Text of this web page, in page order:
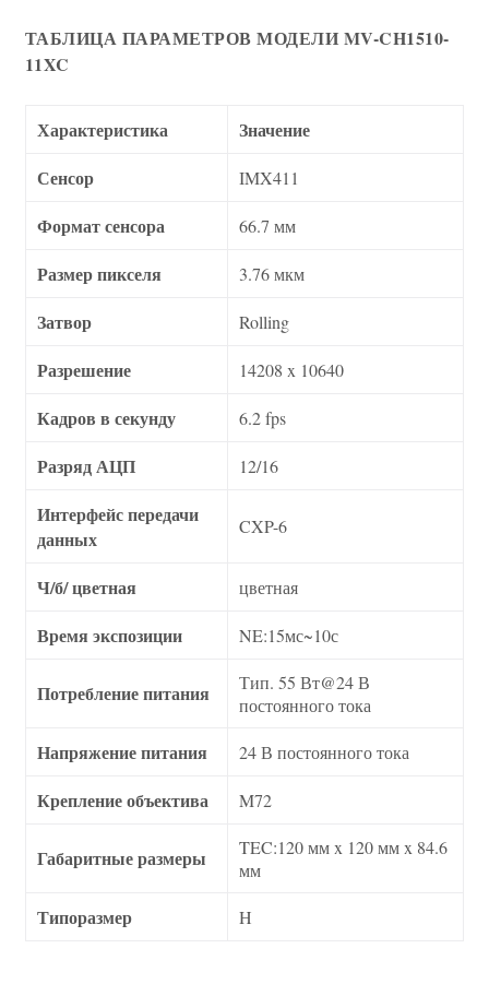
ТАБЛИЦА ПАРАМЕТРОВ МОДЕЛИ MV-CH1510-
11XC
Характеристика
Значение
Сенсор
IMX411
Формат сенсора 66.7 мм
Размер пикселя 3.76 мкм
Затвор Rolling
Разрешение 14208 x 10640
Кадров в секунду 6.2 fps
Разряд АЦП 12/16
Интерфейс передачи
данных
CXP-6
Ч/б/ цветная цветная
Время экспозиции NE:15мс~10с
Потребление питания
Тип. 55 Вт@24 В
постоянного тока
Напряжение питания 24 В постоянного тока
Крепление объектива M72
Габаритные размеры
TEC:120 мм x 120 мм x 84.6
мм
Типоразмер H